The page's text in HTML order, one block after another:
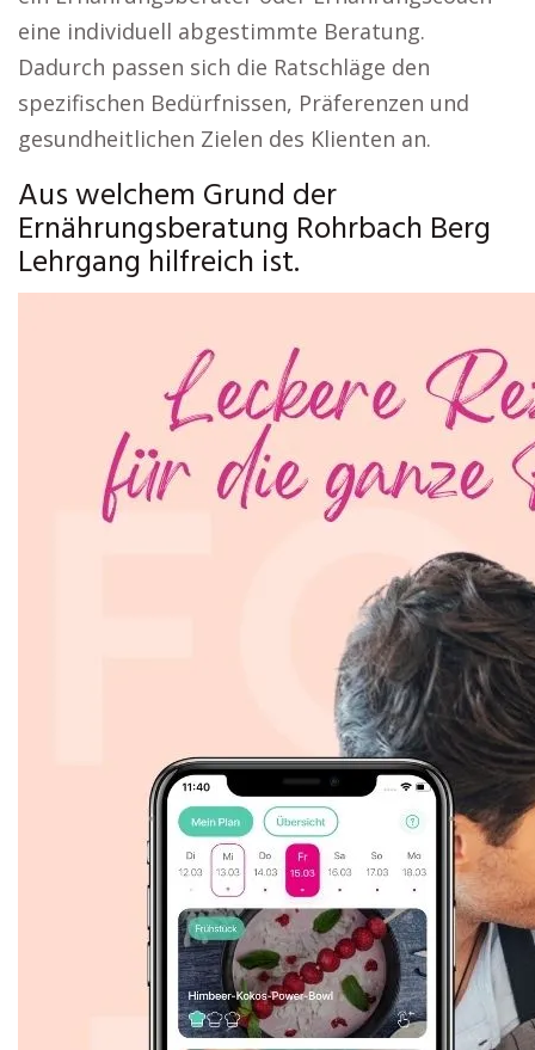
eine individuell abgestimmte Beratung.
Dadurch passen sich die Ratschläge den
spezifischen Bedürfnissen, Präferenzen und
gesundheitlichen Zielen des Klienten an.
Aus welchem Grund der
Ernährungsberatung Rohrbach Berg
Lehrgang hilfreich ist.